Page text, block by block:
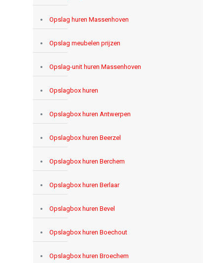
Opslag huren Massenhoven
Opslag meubelen prijzen
Opslag-unit huren Massenhoven
Opslagbox huren
Opslagbox huren Antwerpen
Opslagbox huren Beerzel
Opslagbox huren Berchem
Opslagbox huren Berlaar
Opslagbox huren Bevel
Opslagbox huren Boechout
Opslagbox huren Broechem